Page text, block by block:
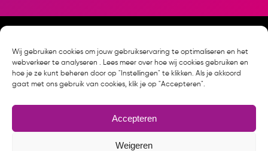
Wij gebruiken cookies om jouw gebruikservaring te optimaliseren en het
webverkeer te analyseren . Lees meer over hoe wij cookies gebruiken en
hoe je ze kunt beheren door op "Instellingen" te klikken. Als je akkoord
gaat met ons gebruik van cookies, klik je op "Accepteren".
Accepteren
Weigeren